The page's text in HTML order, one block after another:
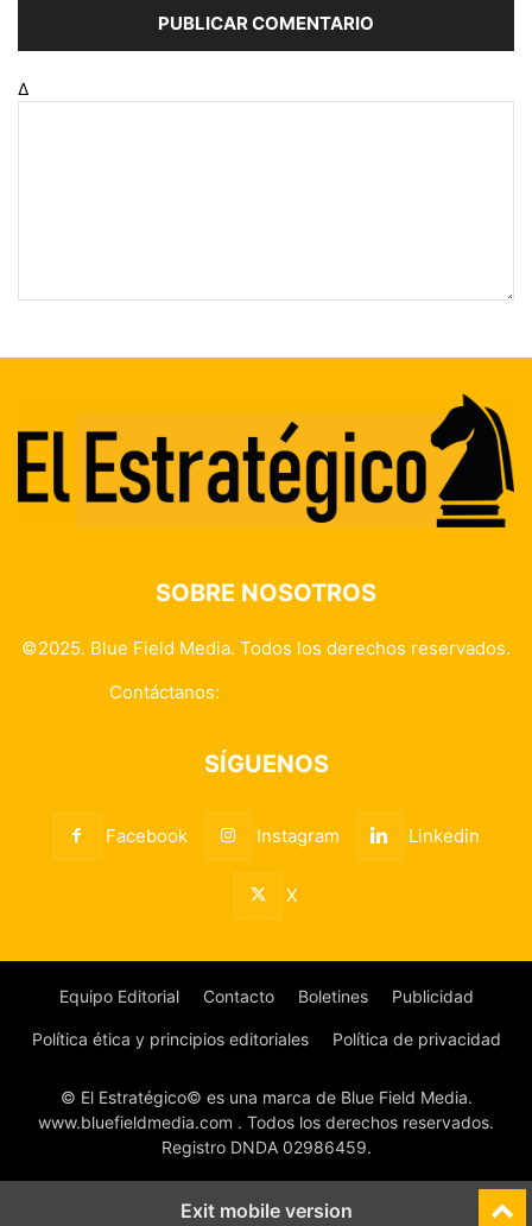
Δ
SOBRE NOSOTROS
©2025. Blue Field Media. Todos los derechos reservados.
Contáctanos:
SÍGUENOS
Facebook Instagram Linkedin
X
Equipo Editorial Contacto Boletines Publicidad
Política ética y principios editoriales Política de privacidad
© El Estratégico© es una marca de Blue Field Media.
www.bluefieldmedia.com . Todos los derechos reservados.
Registro DNDA 02986459.
Exit mobile version